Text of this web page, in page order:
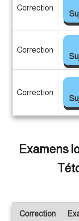
Correction
Correction
Correction
Examens
Correction